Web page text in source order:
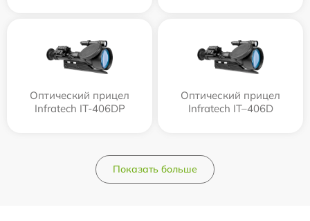
Оптический прицел
Infratech IT-406DP
Оптический прицел
Infratech IT–406D
Показать больше